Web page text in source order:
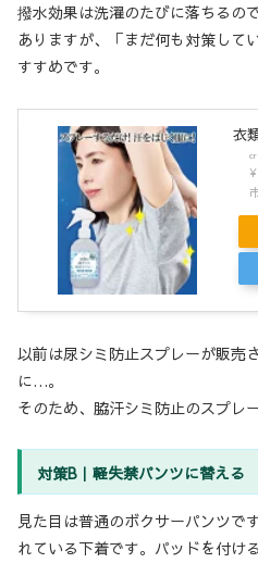
撥水効果は洗濯のたびに落ちるの
ありますが、「まだ何も対策して
すすめです。
衣
以前は尿シミ防止スプレーが販売
に…。
そのため、脇汗シミ防止のスプレ
対策B｜軽失禁パンツに替える
見た目は普通のボクサーパンツで
れている下着です。パッドを付け